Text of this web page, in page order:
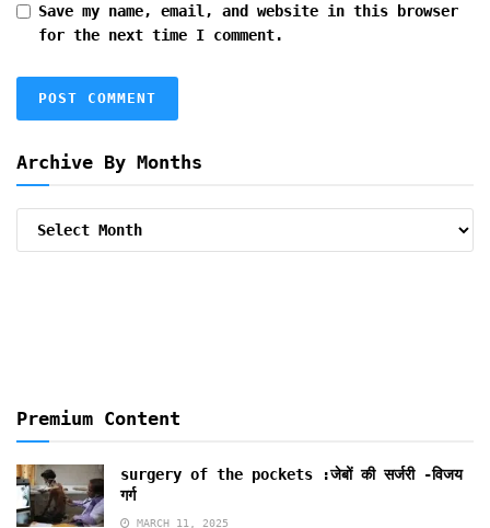
Save my name, email, and website in this browser
for the next time I comment.
Archive By Months
Premium Content
surgery of the pockets :जेबों की सर्जरी -विजय
गर्ग
MARCH 11, 2025